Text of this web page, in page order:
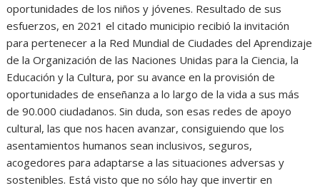
oportunidades de los niños y jóvenes. Resultado de sus
esfuerzos, en 2021 el citado municipio recibió la invitación
para pertenecer a la Red Mundial de Ciudades del Aprendizaje
de la Organización de las Naciones Unidas para la Ciencia, la
Educación y la Cultura, por su avance en la provisión de
oportunidades de enseñanza a lo largo de la vida a sus más
de 90.000 ciudadanos. Sin duda, son esas redes de apoyo
cultural, las que nos hacen avanzar, consiguiendo que los
asentamientos humanos sean inclusivos, seguros,
acogedores para adaptarse a las situaciones adversas y
sostenibles. Está visto que no sólo hay que invertir en